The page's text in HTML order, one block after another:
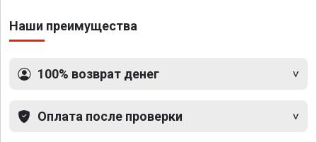
Наши преимущества
100% возврат денег
Оплата после проверки